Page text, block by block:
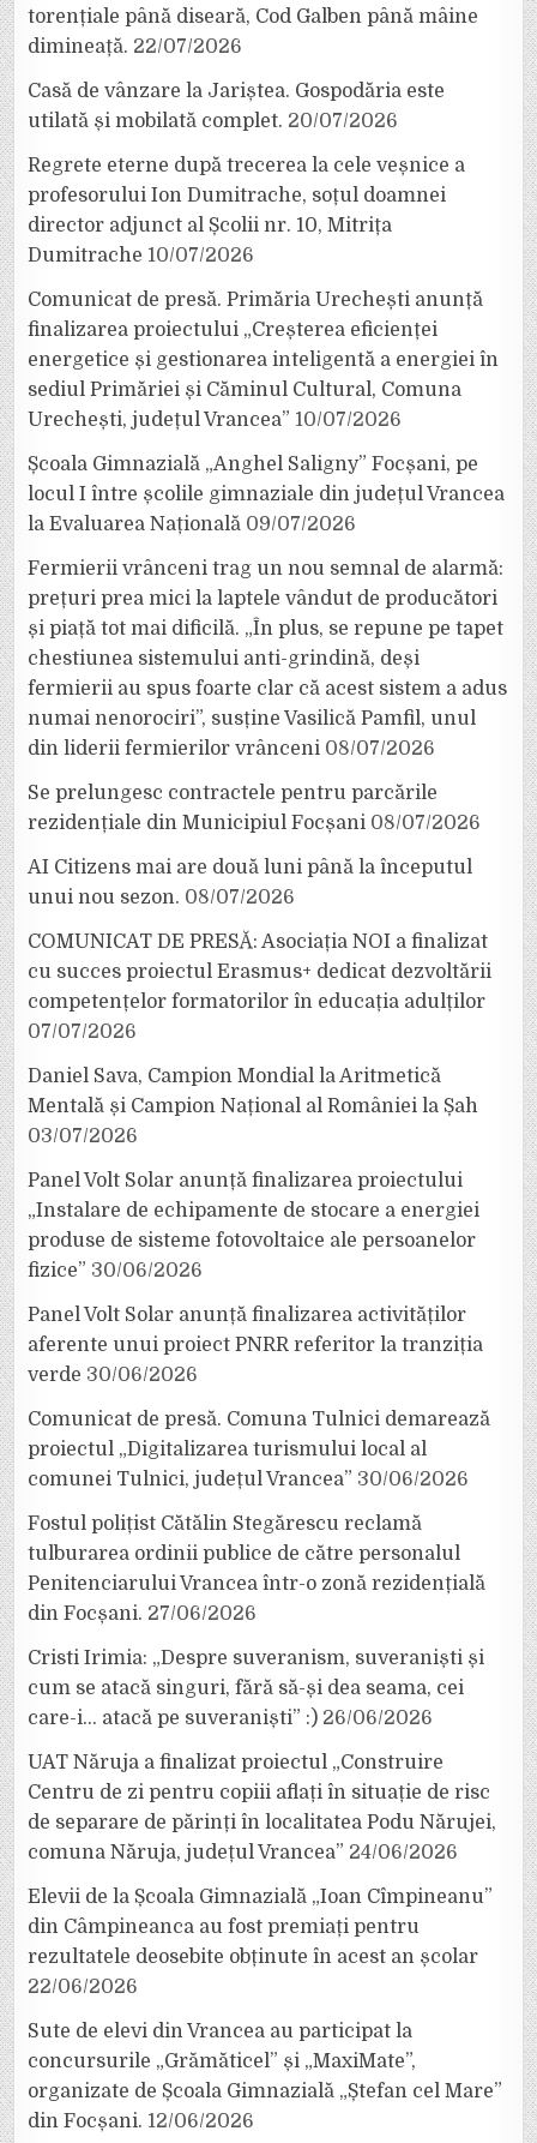
torențiale până diseară, Cod Galben până mâine
dimineață. 22/07/2026
Casă de vânzare la Jariștea. Gospodăria este
utilată și mobilată complet. 20/07/2026
Regrete eterne după trecerea la cele veșnice a
profesorului Ion Dumitrache, soțul doamnei
director adjunct al Școlii nr. 10, Mitrița
Dumitrache 10/07/2026
Comunicat de presă. Primăria Urechești anunță
finalizarea proiectului „Creșterea eficienței
energetice și gestionarea inteligentă a energiei în
sediul Primăriei și Căminul Cultural, Comuna
Urechești, județul Vrancea” 10/07/2026
Școala Gimnazială „Anghel Saligny” Focșani, pe
locul I între școlile gimnaziale din județul Vrancea
la Evaluarea Națională 09/07/2026
Fermierii vrânceni trag un nou semnal de alarmă:
prețuri prea mici la laptele vândut de producători
și piață tot mai dificilă. „În plus, se repune pe tapet
chestiunea sistemului anti-grindină, deși
fermierii au spus foarte clar că acest sistem a adus
numai nenorociri”, susține Vasilică Pamfil, unul
din liderii fermierilor vrânceni 08/07/2026
Se prelungesc contractele pentru parcările
rezidențiale din Municipiul Focșani 08/07/2026
AI Citizens mai are două luni până la începutul
unui nou sezon. 08/07/2026
COMUNICAT DE PRESĂ: Asociația NOI a finalizat
cu succes proiectul Erasmus+ dedicat dezvoltării
competențelor formatorilor în educația adulților
07/07/2026
Daniel Sava, Campion Mondial la Aritmetică
Mentală și Campion Național al României la Șah
03/07/2026
Panel Volt Solar anunță finalizarea proiectului
„Instalare de echipamente de stocare a energiei
produse de sisteme fotovoltaice ale persoanelor
fizice” 30/06/2026
Panel Volt Solar anunță finalizarea activităților
aferente unui proiect PNRR referitor la tranziția
verde 30/06/2026
Comunicat de presă. Comuna Tulnici demarează
proiectul „Digitalizarea turismului local al
comunei Tulnici, județul Vrancea” 30/06/2026
Fostul polițist Cătălin Stegărescu reclamă
tulburarea ordinii publice de către personalul
Penitenciarului Vrancea într-o zonă rezidențială
din Focșani. 27/06/2026
Cristi Irimia: „Despre suveranism, suveraniști și
cum se atacă singuri, fără să-și dea seama, cei
care-i… atacă pe suveraniști” :) 26/06/2026
UAT Năruja a finalizat proiectul „Construire
Centru de zi pentru copiii aflați în situație de risc
de separare de părinți în localitatea Podu Nărujei,
comuna Năruja, județul Vrancea” 24/06/2026
Elevii de la Școala Gimnazială „Ioan Cîmpineanu”
din Câmpineanca au fost premiați pentru
rezultatele deosebite obținute în acest an școlar
22/06/2026
Sute de elevi din Vrancea au participat la
concursurile „Grămăticel” și „MaxiMate”,
organizate de Școala Gimnazială „Ștefan cel Mare”
din Focșani. 12/06/2026